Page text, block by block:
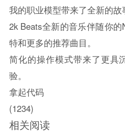
我的职业模型带来了全新的故
2k Beats全新的音乐伴随你
特和更多的推荐曲目。
简化的操作模式带来了更具
验。
拿起代码
(1234)
相关阅读